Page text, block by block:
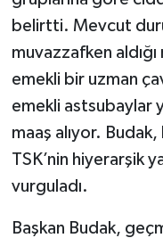
belirtti. Mevcut
muvazzafken aldığı
emekli bir uzman
emekli astsubaylar
maaş alıyor.
TSK’nin hiyerarşik
vurguladı.
Başkan Budak,